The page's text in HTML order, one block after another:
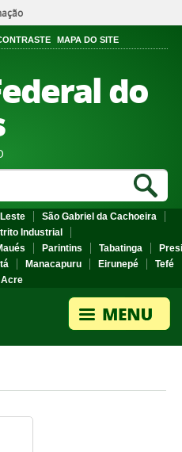
MAPA DO SITE
do
São Gabriel da Cachoeira
Industrial
Parintins Tabatinga
Manacapuru Eirunepé
Tefé